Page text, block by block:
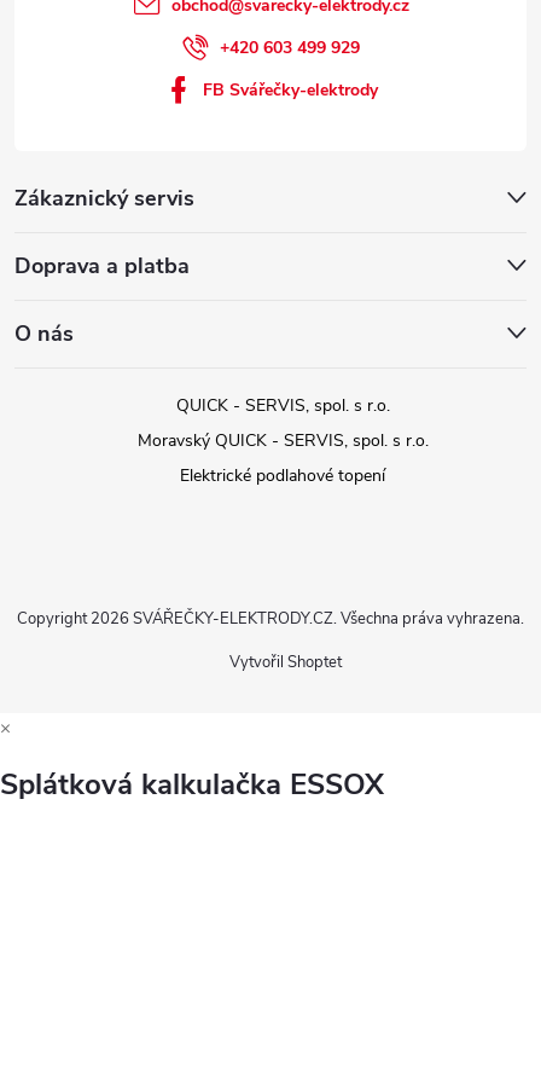
Zákaznický servis
Doprava a platba
O nás
obchod@svarecky-elektrody.cz
+420 603 499 929
FB Svářečky-elektrody
QUICK - SERVIS, spol. s r.o.
Moravský QUICK - SERVIS, spol. s r.o.
Elektrické podlahové topení
Vytvořil Shoptet
Copyright 2026 SVÁŘEČKY-ELEKTRODY.CZ. Všechna práva vyhrazena.
×
Splátková kalkulačka ESSOX